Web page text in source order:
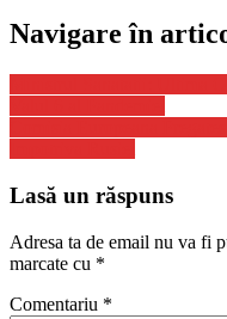
Navigare în
Lasă un răspuns
Adresa ta de email nu va fi
marcate cu *
Comentariu *